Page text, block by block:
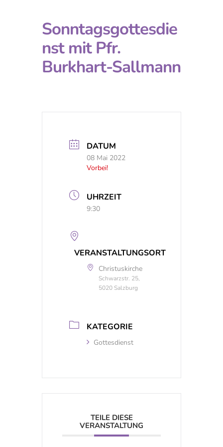
Sonntagsgottesdie
nst mit Pfr.
Burkhart-Sallmann
DATUM
08 Mai 2022
Vorbei!
UHRZEIT
9:30
VERANSTALTUNGSORT
Christuskirche
Schwarzstr. 25,
5020 Salzburg
KATEGORIE
Gottesdienst
TEILE DIESE
VERANSTALTUNG